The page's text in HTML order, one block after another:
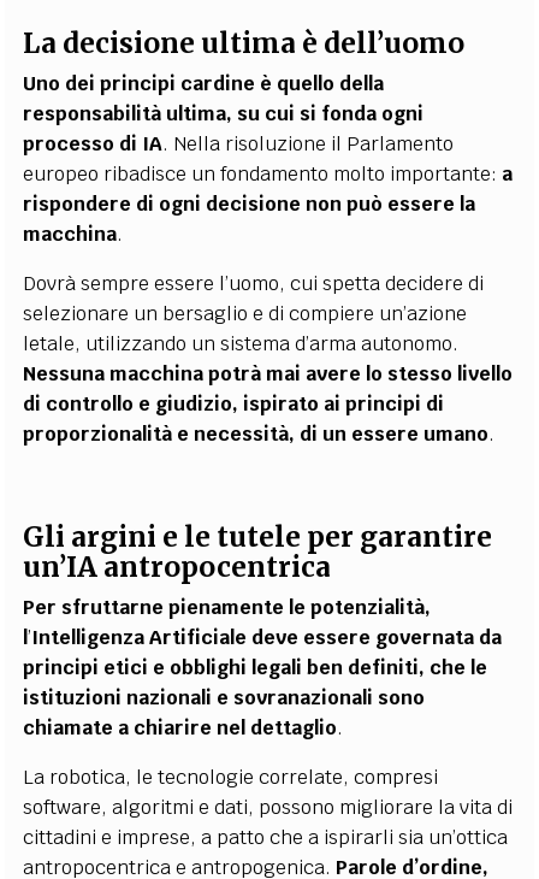
La decisione ultima è dell’uomo
Uno dei principi cardine è quello della
responsabilità ultima, su cui si fonda ogni
processo di IA. Nella risoluzione il Parlamento
europeo ribadisce un fondamento molto importante: a
rispondere di ogni decisione non può essere la
macchina.
Dovrà sempre essere l’uomo, cui spetta decidere di
selezionare un bersaglio e di compiere un’azione
letale, utilizzando un sistema d’arma autonomo.
Nessuna macchina potrà mai avere lo stesso livello
di controllo e giudizio, ispirato ai principi di
proporzionalità e necessità, di un essere umano.
Gli argini e le tutele per garantire
un’IA antropocentrica
Per sfruttarne pienamente le potenzialità,
l’Intelligenza Artificiale deve essere governata da
principi etici e obblighi legali ben definiti, che le
istituzioni nazionali e sovranazionali sono
chiamate a chiarire nel dettaglio.
La robotica, le tecnologie correlate, compresi
software, algoritmi e dati, possono migliorare la vita di
cittadini e imprese, a patto che a ispirarli sia un’ottica
antropocentrica e antropogenica. Parole d’ordine,